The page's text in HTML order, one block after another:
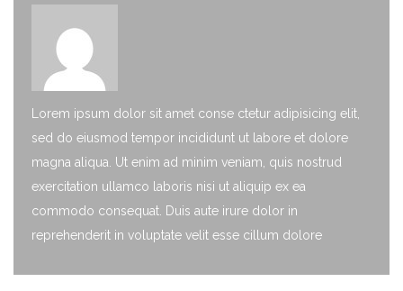
Lorem ipsum dolor sit amet conse ctetur adipisicing elit,
sed do eiusmod tempor incididunt ut labore et dolore
magna aliqua. Ut enim ad minim veniam, quis nostrud
exercitation ullamco laboris nisi ut aliquip ex ea
commodo consequat. Duis aute irure dolor in
reprehenderit in voluptate velit esse cillum dolore